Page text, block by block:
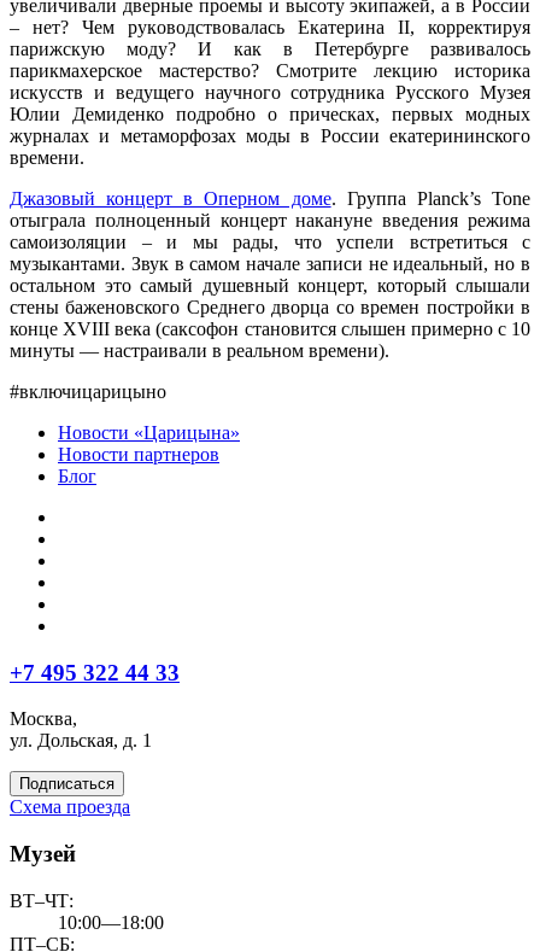
увеличивали дверные проемы и высоту экипажей, а в России
– нет? Чем руководствовалась Екатерина II, корректируя
парижскую моду? И как в Петербурге развивалось
парикмахерское мастерство? Смотрите лекцию историка
искусств и ведущего научного сотрудника Русского Музея
Юлии Демиденко подробно о прическах, первых модных
журналах и метаморфозах моды в России екатерининского
времени.
Джазовый концерт в Оперном доме. Группа Planck’s Tone
отыграла полноценный концерт накануне введения режима
самоизоляции – и мы рады, что успели встретиться с
музыкантами. Звук в самом начале записи не идеальный, но в
остальном это самый душевный концерт, который слышали
стены баженовского Среднего дворца со времен постройки в
конце XVIII века (саксофон становится слышен примерно с 10
минуты — настраивали в реальном времени).
#включицарицыно
Новости «Царицына»
Новости партнеров
Блог
+7 495 322 44 33
Москва,
ул. Дольская, д. 1
Подписаться
Схема проезда
Музей
ВТ–ЧТ:
10:00—18:00
ПТ–СБ: